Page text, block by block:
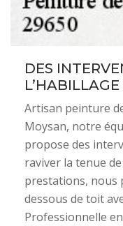
DES
Artisan peinture
Moysan, notre
propose des
raviver la tenue
prestations, nous
dessous de toit
Professionnelle